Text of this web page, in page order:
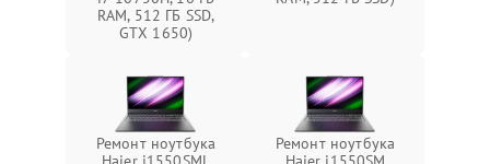
RAM, 512 ГБ SSD,
GTX 1650)
Ремонт ноутбука
Ремонт ноутбука